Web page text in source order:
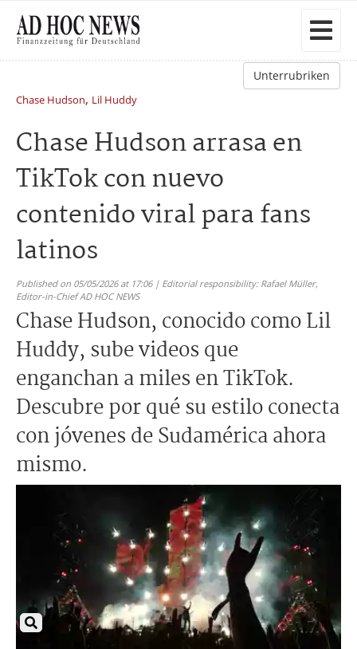
Unterrubriken
Chase Hudson, Lil Huddy
Chase Hudson arrasa en
TikTok con nuevo
contenido viral para fans
latinos
Published on 05/05/2026 at 17:06 | Editorial responsibility: Rafael Müller,
Editor-in-Chief AD HOC NEWS
Chase Hudson, conocido como Lil
Huddy, sube videos que
enganchan a miles en TikTok.
Descubre por qué su estilo conecta
con jóvenes de Sudamérica ahora
mismo.